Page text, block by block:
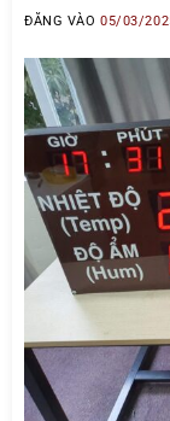
ĐĂNG VÀO05/03/